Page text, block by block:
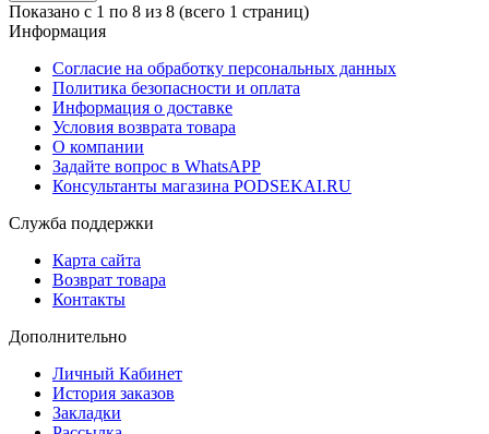
Показано с 1 по 8 из 8 (всего 1 страниц)
Информация
Согласие на обработку персональных данных
Политика безопасности и оплата
Информация о доставке
Условия возврата товара
О компании
Задайте вопрос в WhatsAPP
Консультанты магазина PODSEKAI.RU
Служба поддержки
Карта сайта
Возврат товара
Контакты
Дополнительно
Личный Кабинет
История заказов
Закладки